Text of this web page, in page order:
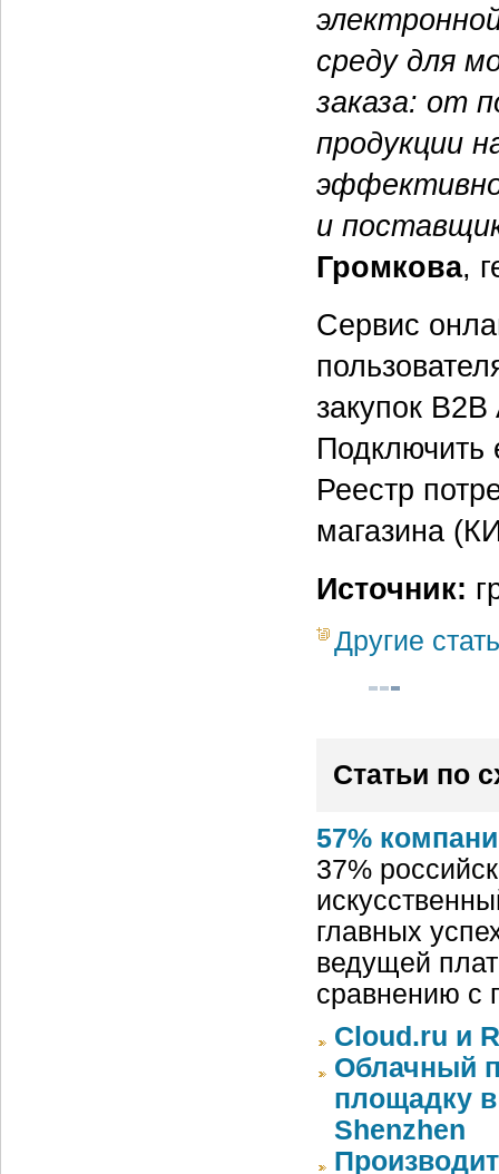
среду для
заказа: от
продукции
и
Громкова,
Сервис
закупок
Подключить
Реестр
магазина
Источник:
Другие
Статьи по
57%
37%
главных
ведущей
сравнению с
Cloud.ru и
Облачный
площадку в
Shenzhen